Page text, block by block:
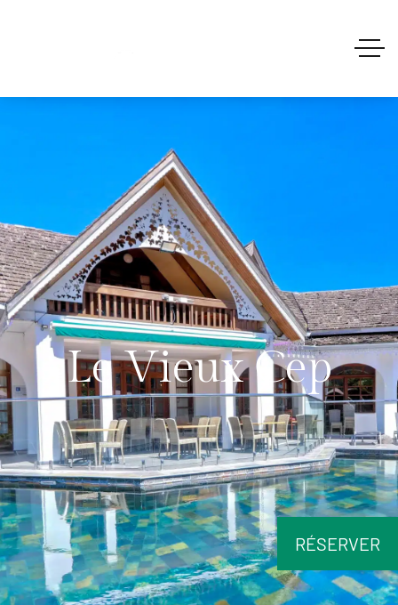
Le Vieux Cep
RÉSERVER